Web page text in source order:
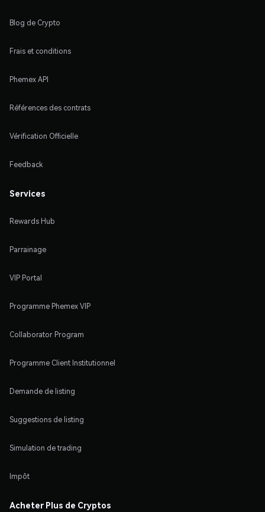
Blog de Crypto
Frais et conditions
Phemex API
Références des contrats
Vérification Officielle
Feedback
Services
Rewards Hub
Parrainage
VIP Portal
Programme Phemex VIP
Collaborator Program
Programme Client Institutionnel
Demande de listing
Suggestions de listing
Simulation de trading
Impôt
Acheter Plus de Cryptos